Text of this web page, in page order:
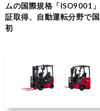
ムの国際規格「ISO9001
証取得、自動運転分野で
初